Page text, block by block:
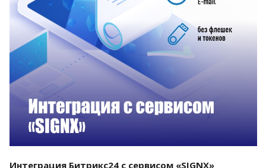
Смотреть проект
Интеграция Битрикс24 с сервисом «SIGNX»